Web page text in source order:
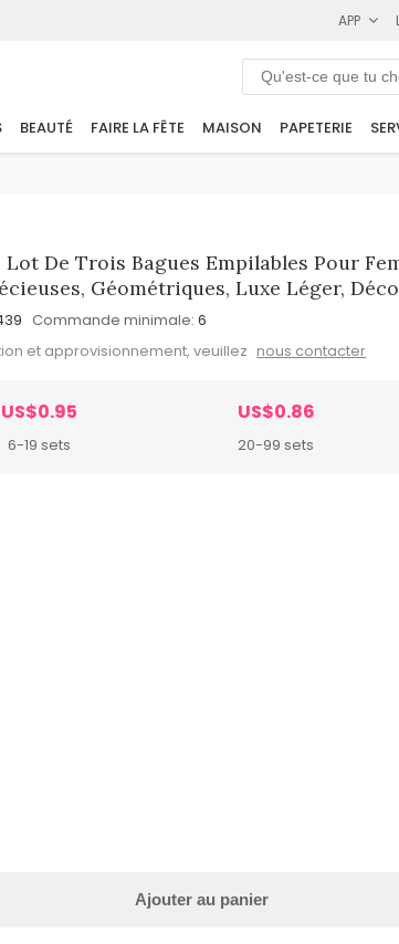
APP
BEAUTÉ FAIRE LA FÊTE MAISON PAPETERIE
De Trois Bagues Empilables Pour
Géométriques, Luxe Léger,
Commande minimale: 6
et approvisionnement, veuillez nous contacter
US$0.95
6-19 sets
US$0.86
20-99 sets
Ajouter au panier